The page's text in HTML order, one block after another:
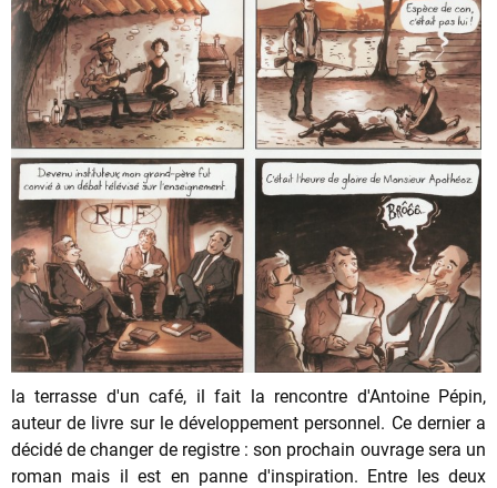
la terrasse d'un café, il fait la rencontre d'Antoine Pépin,
auteur de livre sur le développement personnel. Ce dernier a
décidé de changer de registre : son prochain ouvrage sera un
roman mais il est en panne d'inspiration. Entre les deux